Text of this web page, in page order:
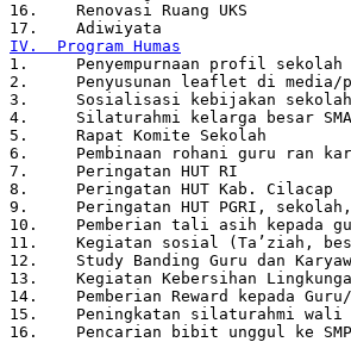
16.    Renovasi Ruang UKS
17.    Adiwiyata
IV.  Program Humas
1.     Penyempurnaan profil sekolah
2.     Penyusunan leaflet di media/
3.     Sosialisasi kebijakan sekolah
4.     Silaturahmi kelarga besar
5.     Rapat Komite Sekolah
6.     Pembinaan rohani guru ran
7.     Peringatan HUT RI
8.     Peringatan HUT Kab. Cilacap
9.     Peringatan HUT PGRI,
10.    Pemberian tali asih kepada
11.    Kegiatan sosial (Ta’ziah,
12.    Study Banding Guru dan
13.    Kegiatan Kebersihan
14.    Pemberian Reward kepada
15.    Peningkatan silaturahmi
16.    Pencarian bibit unggul ke SMP